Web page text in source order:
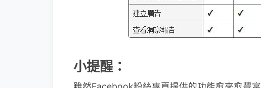
小提醒：